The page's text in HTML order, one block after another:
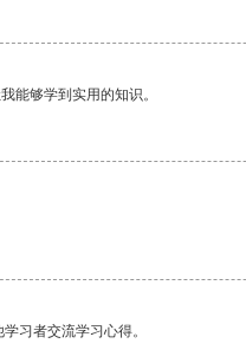
能够学到实用的知识。
习者交流学习心得。